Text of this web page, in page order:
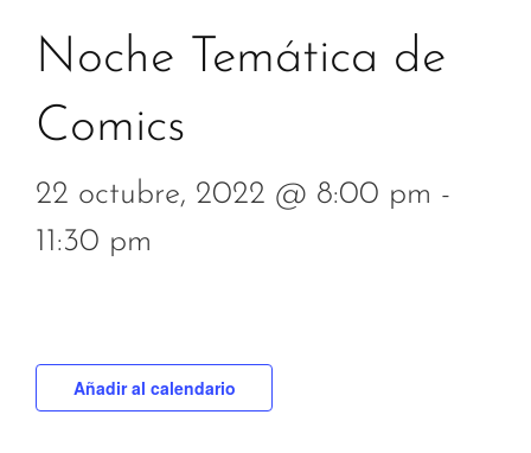
Noche Temática de
Comics
22 octubre, 2022 @ 8:00 pm -
11:30 pm
Añadir al calendario